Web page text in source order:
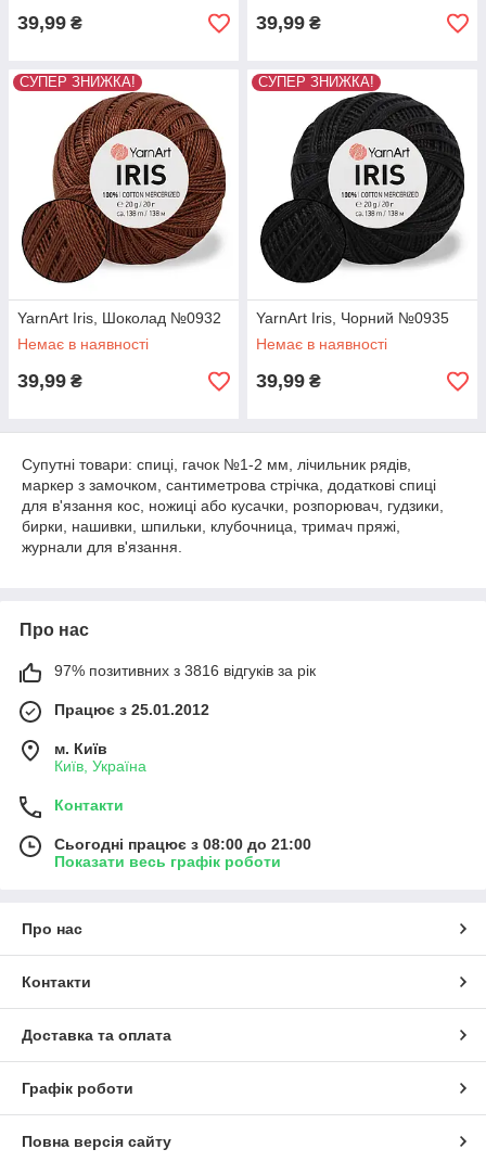
39,99 ₴ 39,99 ₴
СУПЕР ЗНИЖКА!
YarnArt Iris, Шоколад №0932
Немає в наявності
39,99 ₴
СУПЕР ЗНИЖКА!
YarnArt Iris, Чорний №0935
Немає в наявності
39,99 ₴
Супутні товари: спиці, гачок №1-2 мм, лічильник рядів,
маркер з замочком, сантиметрова стрічка, додаткові спиці
для в'язання кос, ножиці або кусачки, розпорювач, гудзики,
бирки, нашивки, шпильки, клубочница, тримач пряжі,
журнали для в'язання.
Про нас
97% позитивних з 3816 відгуків за рік
Працює з 25.01.2012
м. Київ
Київ, Україна
Контакти
Сьогодні працює з 08:00 до 21:00
Показати весь графік роботи
Про нас
Контакти
Доставка та оплата
Графік роботи
Повна версія сайту